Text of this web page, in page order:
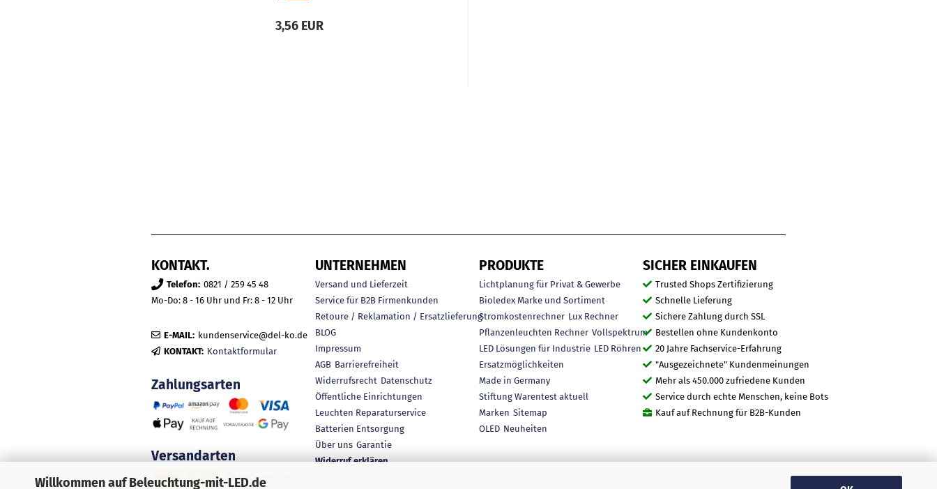
Willkommen auf Beleuchtung-mit-LED.de
3,56 EUR
KONTAKT.
Telefon: 0821 / 259 45 48
Mo-Do: 8 - 16 Uhr und Fr: 8 - 12 Uhr
E-MAIL: kundenservice@del-ko.de
KONTAKT: Kontaktformular
Zahlungsarten
Versandarten
UNTERNEHMEN
Versand und Lieferzeit
Service für B2B Firmenkunden
Retoure / Reklamation / Ersatzlieferung
BLOG
Impressum
AGB Barrierefreiheit
Widerrufsrecht Datenschutz
Öffentliche Einrichtungen
Leuchten Reparaturservice
Batterien Entsorgung
Über uns Garantie
Widerruf erklären
PRODUKTE
Lichtplanung für Privat & Gewerbe
Bioledex Marke und Sortiment
Stromkostenrechner Lux Rechner
Pflanzenleuchten Rechner Vollspektrum
LED Lösungen für Industrie LED Röhren
Ersatzmöglichkeiten
Made in Germany
Stiftung Warentest aktuell
Marken Sitemap
OLED Neuheiten
SICHER EINKAUFEN
Trusted Shops Zertifizierung
Schnelle Lieferung
Sichere Zahlung durch SSL
Bestellen ohne Kundenkonto
20 Jahre Fachservice-Erfahrung
"Ausgezeichnete" Kundenmeinungen
Mehr als 450.000 zufriedene Kunden
Service durch echte Menschen, keine Bots
Kauf auf Rechnung für B2B-Kunden